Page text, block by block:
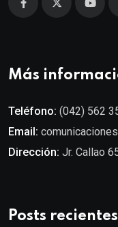
Más
Teléfono: (042) 562
Email:
Dirección: Jr. Callao
Posts recientes